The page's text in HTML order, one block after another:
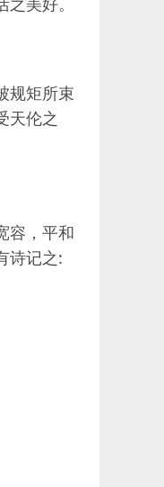
规矩所束
天伦之
容，平和
诗记之: